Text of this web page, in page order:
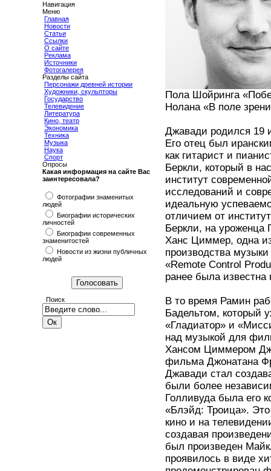
Навигация
Меню
Главная
Новости
Статьи
Ссылки
О сайте
Реклама
Источники
Фотогалерея
Разделы сайта
Персонажи древней истории
Художники, скульпторы
Государство
Телевидение
Литература
Кино, театр
Экономика
Техника
Музыка
Наука
Спорт
Опросы
Какая информация на сайте Вас
заинтересовала?
Фотографии знаменитых
людей
Биографии исторических
личностей
Биографии современных
знаменитостей
Новости из жизни публичных
людей
Поиск
Пола Шойринга
Нолана «В поле
Джавади родился 19
Его отец был
как гитарист и
Беркли, который в
институт
исследований и
идеальную
отличием от
Беркли, на уроженца
Ханс Циммер, одна
производства
«Remote Control
ранее была известна
В то время Рамин
Бадельтом, который
«Гладиатор» и
над музыкой для
Хансом Циммером
фильма Джонатана
Джавади стал
были более
Голливуда была его
«Блэйд: Троица».
кино и на
создавая
был произведен
проявилось в виде